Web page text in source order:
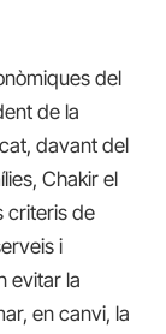
del
de la
davant del
Chakir el
criteris de
i
evitar la
en canvi, la